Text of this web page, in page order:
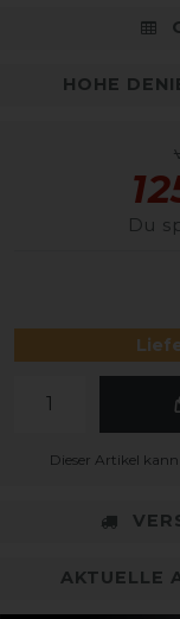
HOHE
Du
Dieser Artikel
AKTUELLE